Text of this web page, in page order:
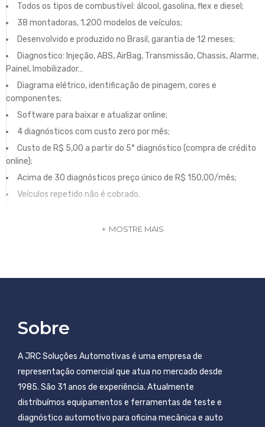
Todos os tipos de combustível: álcool, gasolina, flex e diesel;
38 montadoras, 1.200 modelos de veículos;
Desenvolvido e produzido no Brasil, garantia de 12 meses;
Diagnostico: Injeção, ABS, AirBag, Transmissão, Chassis, Alarme,
Painel, Imobilizador…
Diagrama elétrico, identificação de pinagem, cores e
componentes;
Software para baixar e atualizar online;
4 diagnósticos com custo zero por mês;
Custo de R$ 5,00 a partir do 5° diagnóstico (compra de crédito
online);
Acima de 30 diagnósticos preço único de R$ 150,00/mês;
Veículos repetido não é cobrado.
MOSTRE MAIS
Sobre
A JRC Soluções Automotivas é uma empresa de
representação comercial que atua no mercado desde
1985. São 31 anos de experiência. Atualmente
distribuímos equipamentos e ferramentas de teste e
diagnóstico automotivo para oficina mecânica e auto